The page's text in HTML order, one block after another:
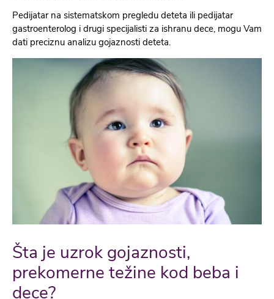
Pedijatar na sistematskom pregledu deteta ili pedijatar
gastroenterolog i drugi specijalisti za ishranu dece, mogu Vam
dati preciznu analizu gojaznosti deteta.
Šta je uzrok gojaznosti,
prekomerne težine kod beba i
dece?